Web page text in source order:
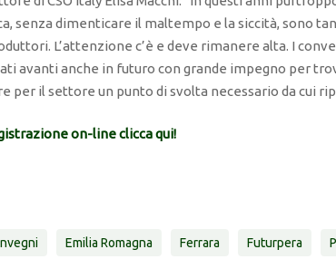
senza dimenticare il maltempo e la siccità, sono
L’attenzione c’è e deve rimanere alta. I
avanti anche in futuro con grande impegno per
per il settore un punto di svolta necessario da cui
on-line clicca qui!
Emilia Romagna Ferrara Futurpera